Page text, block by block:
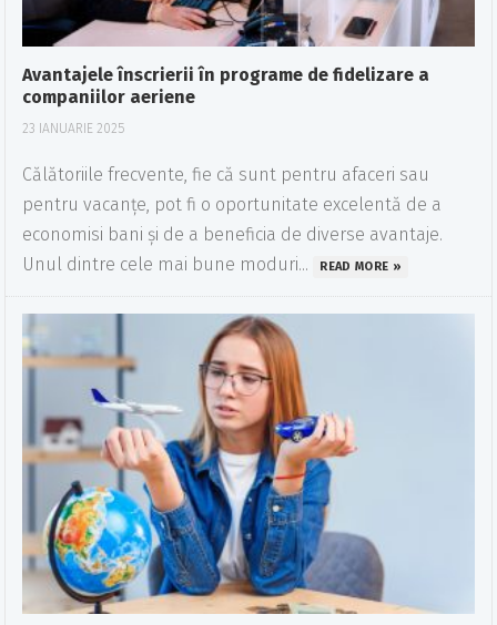
Avantajele înscrierii în programe de fidelizare a
companiilor aeriene
23 IANUARIE 2025
Călătoriile frecvente, fie că sunt pentru afaceri sau
pentru vacanțe, pot fi o oportunitate excelentă de a
economisi bani și de a beneficia de diverse avantaje.
Unul dintre cele mai bune moduri...
READ MORE »